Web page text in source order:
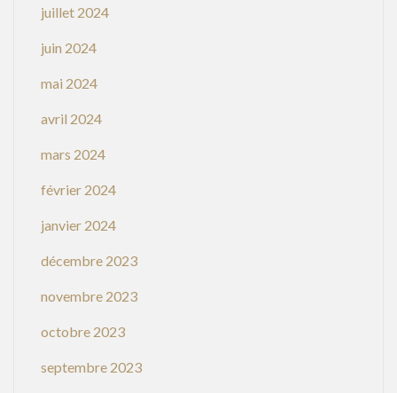
juillet 2024
juin 2024
mai 2024
avril 2024
mars 2024
février 2024
janvier 2024
décembre 2023
novembre 2023
octobre 2023
septembre 2023